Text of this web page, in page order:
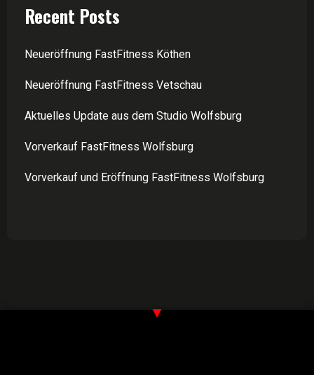
Recent Posts
Neueröffnung FastFitness Köthen
Neueröffnung FastFitness Vetschau
Aktuelles Update aus dem Studio Wolfsburg
Vorverkauf FastFitness Wolfsburg
Vorverkauf und Eröffnung FastFitness Wolfsburg